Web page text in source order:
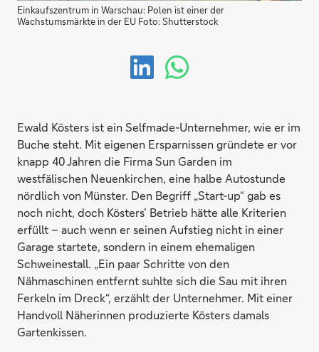
Einkaufszentrum in Warschau: Polen ist einer der
Wachstumsmärkte in der EU Foto: Shutterstock
Ewald Kösters ist ein Selfmade-Unternehmer, wie er im
Buche steht. Mit eigenen Ersparnissen gründete er vor
knapp 40 Jahren die Firma Sun Garden im
westfälischen Neuenkirchen, eine halbe Autostunde
nördlich von Münster. Den Begriff „Start-up“ gab es
noch nicht, doch Kösters’ Betrieb hätte alle Kriterien
erfüllt – auch wenn er seinen Aufstieg nicht in einer
Garage startete, sondern in einem ehemaligen
Schweinestall. „Ein paar Schritte von den
Nähmaschinen entfernt suhlte sich die Sau mit ihren
Ferkeln im Dreck“, erzählt der Unternehmer. Mit einer
Handvoll Näherinnen produzierte Kösters damals
Gartenkissen.